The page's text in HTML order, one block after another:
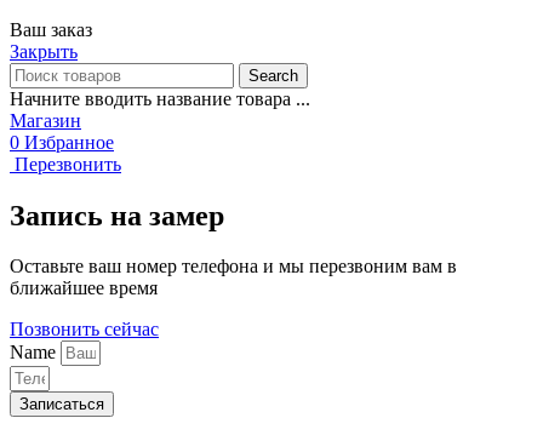
Ваш заказ
Закрыть
Search
Начните вводить название товара ...
Магазин
0 Избранное
Перезвонить
Запись на замер
Оставьте ваш номер телефона и мы перезвоним вам в
ближайшее время
Позвонить сейчас
Name
Записаться